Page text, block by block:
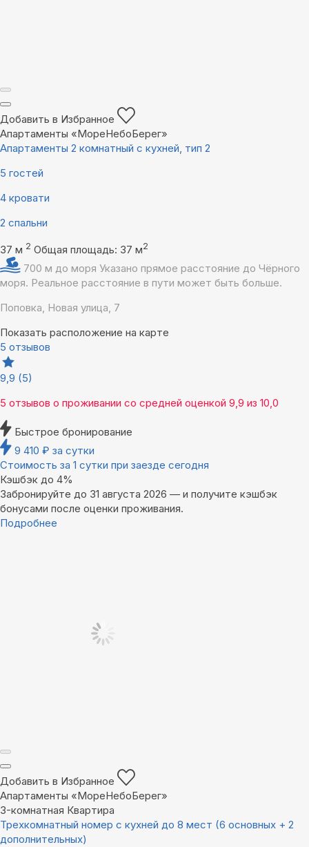
Добавить в Избранное
Апартаменты «МореНебоБерег»
Апартаменты 2 комнатный с кухней, тип 2
5 гостей
4 кровати
2 спальни
37 м 2 Общая площадь: 37 м2
700 м до моря Указано прямое расстояние до Чёрного
моря. Реальное расстояние в пути может быть больше.
Поповка, Новая улица, 7
Показать расположение на карте
5 отзывов
9,9 (5)
5 отзывов о проживании со средней оценкой 9,9 из 10,0
Быстрое бронирование
9 410 ₽ за сутки
Стоимость за 1 сутки при заезде сегодня
Кэшбэк до 4%
Забронируйте до 31 августа 2026 — и получите кэшбэк
бонусами после оценки проживания.
Подробнее
Добавить в Избранное
Апартаменты «МореНебоБерег»
3-комнатная Квартира
Трехкомнатный номер с кухней до 8 мест (6 основных + 2
дополнительных)